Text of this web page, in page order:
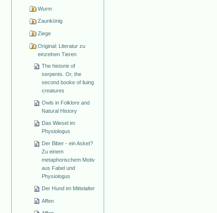
Wurm
Zaunkönig
Ziege
Original: Literatur zu
einzelnen Tieren
The historie of
serpents. Or, the
second booke of liuing
creatures
Owls in Folklore and
Natural History
Das Wiesel im
Physiologus
Der Biber - ein Asket?
Zu einem
metaphorischem Motiv
aus Fabel und
Physiologus
Der Hund im Mittelalter
Affen